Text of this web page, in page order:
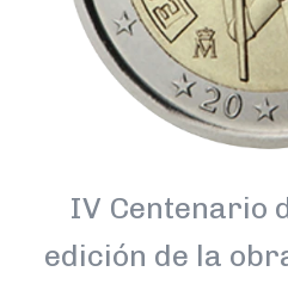
IV Centenario
edición de la